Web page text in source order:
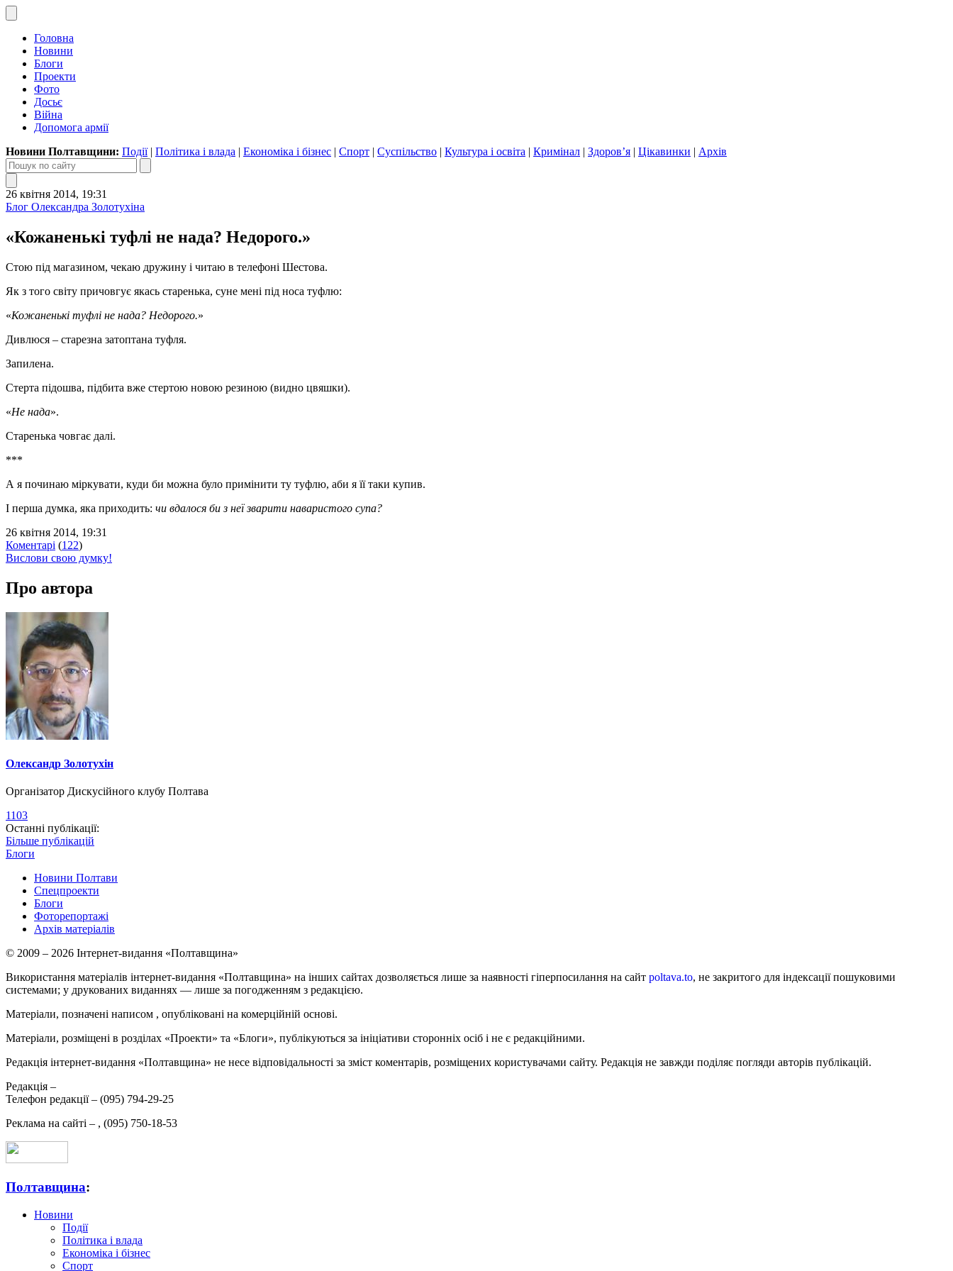
Головна
Новини
Блоги
Проекти
Фото
Досьє
Війна
Допомога армії
Новини Полтавщини: Події| Політика і влада | Економіка і бізнес | Спорт | Суспільство | Культура і освіта | Кримінал | Здоров’я | Цікавинки | Архів
26 квітня 2014, 19:31
Блог Олександра Золотухіна
«Кожаненькі туфлі не нада? Недорого.»
Стою під магазином, чекаю дружину і читаю в телефоні Шестова.
Як з того світу причовгує якась старенька, суне мені під носа туфлю:
«Кожаненькі туфлі не нада? Недорого.»
Дивлюся – старезна затоптана туфля.
Запилена.
Стерта підошва, підбита вже стертою новою резиною (видно цвяшки).
«Не нада».
Старенька човгає далі.
***
А я починаю міркувати, куди би можна було примінити ту туфлю, аби я її таки купив.
І перша думка, яка приходить: чи вдалося би з неї зварити наваристого супа?
26 квітня 2014, 19:31
Коментарі (122)
Вислови свою думку!
Про автора
Олександр Золотухін
Організатор Дискусійного клубу Полтава
1103
Останні публікації:
Більше публікацій
Блоги
Новини Полтави
Спецпроекти
Блоги
Фоторепортажі
Архів матеріалів
© 2009 – 2026 Інтернет-видання «Полтавщина»
Використання матеріалів інтернет-видання «Полтавщина» на інших сайтах дозволяється лише за наявності гіперпосилання на сайт poltava.to, не закритого для індексації пошуковими
системами; у друкованих виданнях — лише за погодженням з редакцією.
Матеріали, позначені написом , опубліковані на комерційній основі.
Матеріали, розміщені в розділах «Проекти» та «Блоги», публікуються за ініціативи сторонніх осіб і не є редакційними.
Редакція інтернет-видання «Полтавщина» не несе відповідальності за зміст коментарів, розміщених користувачами сайту. Редакція не завжди поділяє погляди авторів публікацій.
Редакція –
Телефон редакції – (095) 794-29-25
Реклама на сайті – , (095) 750-18-53
Полтавщина:
Новини
Події
Політика і влада
Економіка і бізнес
Спорт